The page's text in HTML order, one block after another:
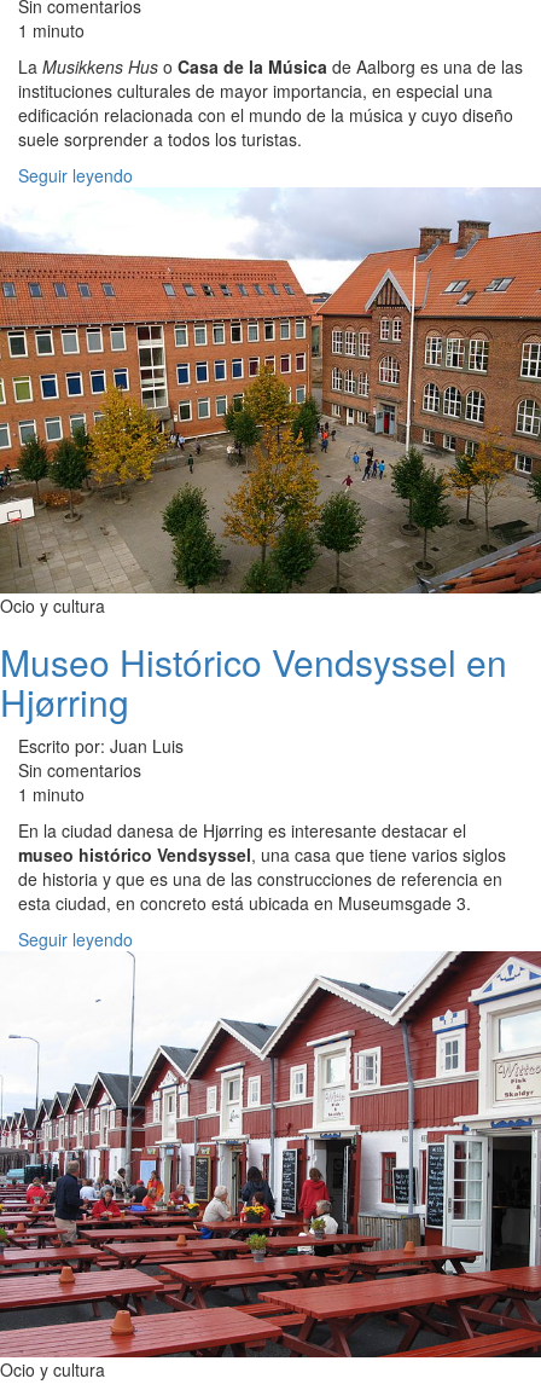
Sin comentarios
1 minuto
La Musikkens Hus o Casa de la Música de Aalborg es una de las
instituciones culturales de mayor importancia, en especial una
edificación relacionada con el mundo de la música y cuyo diseño
suele sorprender a todos los turistas.
Seguir leyendo
Ocio y cultura
Museo Histórico Vendsyssel en
Hjørring
Escrito por: Juan Luis
Sin comentarios
1 minuto
En la ciudad danesa de Hjørring es interesante destacar el
museo histórico Vendsyssel, una casa que tiene varios siglos
de historia y que es una de las construcciones de referencia en
esta ciudad, en concreto está ubicada en Museumsgade 3.
Seguir leyendo
Ocio y cultura